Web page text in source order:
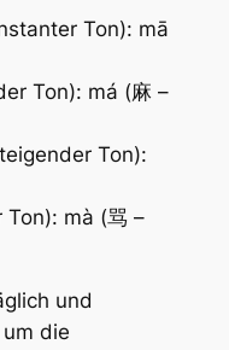
Ton): mā
Ton): má (麻 –
Ton):
Ton): mà (骂 –
und
die